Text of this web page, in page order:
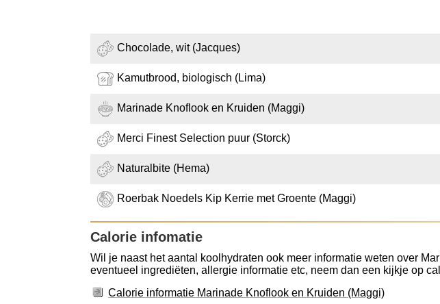
Chocolade, wit (Jacques)
Kamutbrood, biologisch (Lima)
Marinade Knoflook en Kruiden (Maggi)
Merci Finest Selection puur (Storck)
Naturalbite (Hema)
Roerbak Noedels Kip Kerrie met Groente (Maggi)
Calorie infomatie
Wil je naast het aantal koolhydraten ook meer informatie weten over
eventueel ingrediëten, allergie informatie etc, neem dan een kijkje op
Calorie informatie Marinade Knoflook en Kruiden (Maggi)